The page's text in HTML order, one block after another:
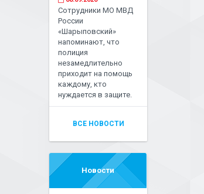
Сотрудники МО МВД
России
«Шарыповский»
напоминают, что
полиция
незамедлительно
приходит на помощь
каждому, кто
нуждается в защите.
ВСЕ НОВОСТИ
Новости